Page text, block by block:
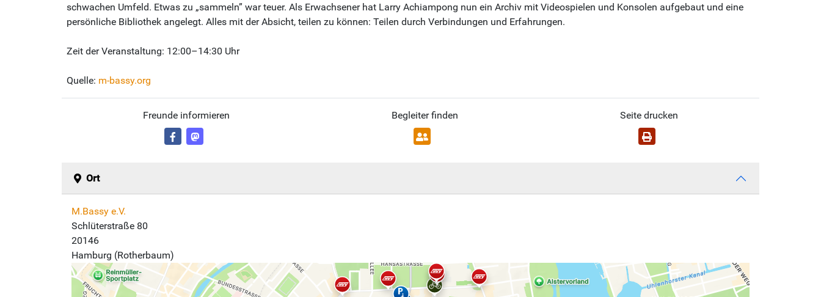
schwachen Umfeld. Etwas zu „sammeln” war teuer. Als Erwachsener hat Larry Achiampong nun ein Archiv mit Videospielen und Konsolen aufgebaut und eine
persönliche Bibliothek angelegt. Alles mit der Absicht, teilen zu können: Teilen durch Verbindungen und Erfahrungen.
Zeit der Veranstaltung: 12:00–14:30 Uhr
Quelle: m-bassy.org
Freunde informieren Begleiter finden Seite drucken
Ort
M.Bassy e.V.
Schlüterstraße 80
20146
Hamburg (Rotherbaum)